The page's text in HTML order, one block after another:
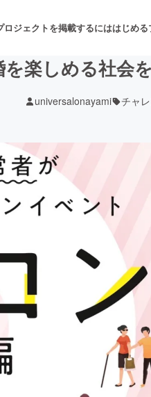
ロジェクトを掲載するにははじめる
・サービス開発
CAMPFIRE for Social Good
CAMPFIREふるさと納税machi-
楽しめる社会
universalonayami チャ